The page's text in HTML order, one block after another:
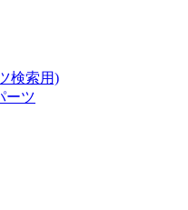
検索用)
ーツ